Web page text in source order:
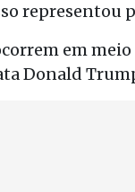
representou
em
Donald